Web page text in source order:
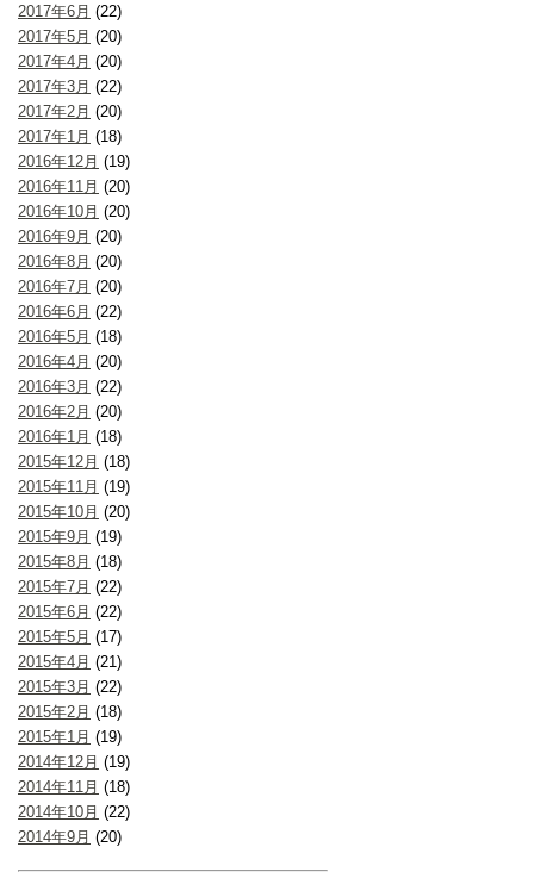
2017年6月 (22)
2017年5月 (20)
2017年4月 (20)
2017年3月 (22)
2017年2月 (20)
2017年1月 (18)
2016年12月 (19)
2016年11月 (20)
2016年10月 (20)
2016年9月 (20)
2016年8月 (20)
2016年7月 (20)
2016年6月 (22)
2016年5月 (18)
2016年4月 (20)
2016年3月 (22)
2016年2月 (20)
2016年1月 (18)
2015年12月 (18)
2015年11月 (19)
2015年10月 (20)
2015年9月 (19)
2015年8月 (18)
2015年7月 (22)
2015年6月 (22)
2015年5月 (17)
2015年4月 (21)
2015年3月 (22)
2015年2月 (18)
2015年1月 (19)
2014年12月 (19)
2014年11月 (18)
2014年10月 (22)
2014年9月 (20)